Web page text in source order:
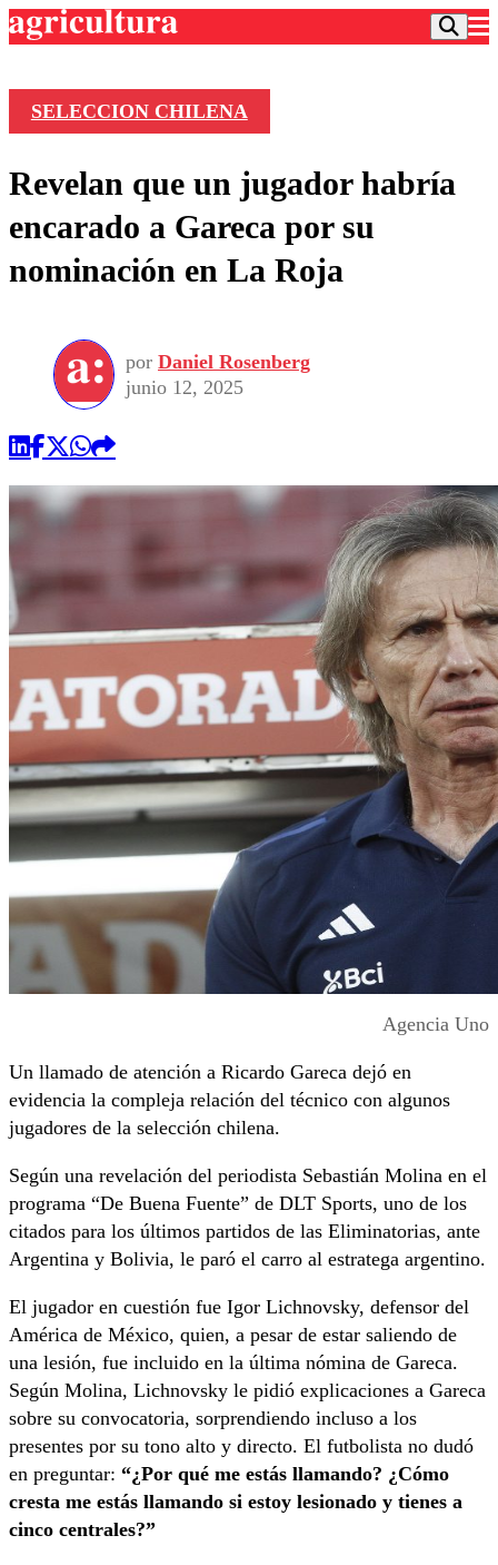
Frecuencias
Agricultura TV
Deportes
Colo Colo
Seleccion Chilena
Torneo Internacional
Universidad de Chile
Entretención
Economía
Internacional
Sustentabilidad
Publicaciones en medios
Opinión
SELECCION CHILENA
Revelan que un jugador habría
encarado a Gareca por su
nominación en La Roja
por Daniel Rosenberg
junio 12, 2025
Agencia Uno
Un llamado de atención a Ricardo Gareca dejó en
evidencia la compleja relación del técnico con algunos
jugadores de la selección chilena.
Según una revelación del periodista Sebastián Molina en el
programa “De Buena Fuente” de DLT Sports, uno de los
citados para los últimos partidos de las Eliminatorias, ante
Argentina y Bolivia, le paró el carro al estratega argentino.
El jugador en cuestión fue Igor Lichnovsky, defensor del
América de México, quien, a pesar de estar saliendo de
una lesión, fue incluido en la última nómina de Gareca.
Según Molina, Lichnovsky le pidió explicaciones a Gareca
sobre su convocatoria, sorprendiendo incluso a los
presentes por su tono alto y directo. El futbolista no dudó
en preguntar: “¿Por qué me estás llamando? ¿Cómo
cresta me estás llamando si estoy lesionado y tienes a
cinco centrales?”